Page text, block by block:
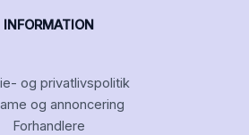
INFORMATION
og privatlivspolitik
og annoncering
Forhandlere